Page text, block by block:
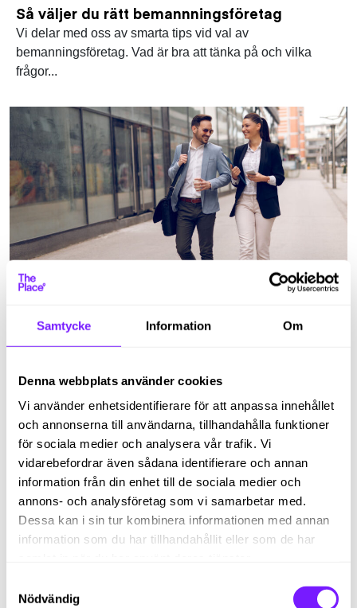
Samtycke Information Om
Denna webbplats använder cookies
Vi använder enhetsidentifierare för att anpassa innehållet
och annonserna till användarna, tillhandahålla funktioner
för sociala medier och analysera vår trafik. Vi
vidarebefordrar även sådana identifierare och annan
information från din enhet till de sociala medier och
annons- och analysföretag som vi samarbetar med.
Dessa kan i sin tur kombinera informationen med annan
information som du har tillhandahållit eller som de har
Nödvändig
Så väljer du rätt bemannningsföretag
Vi delar med oss av smarta tips vid val av
bemanningsföretag. Vad är bra att tänka på och vilka
frågor...
MATCHA RÄTT
kandidaterna
Detta bör du som arbetsgivare tänka innan...
MATCHA RÄTT